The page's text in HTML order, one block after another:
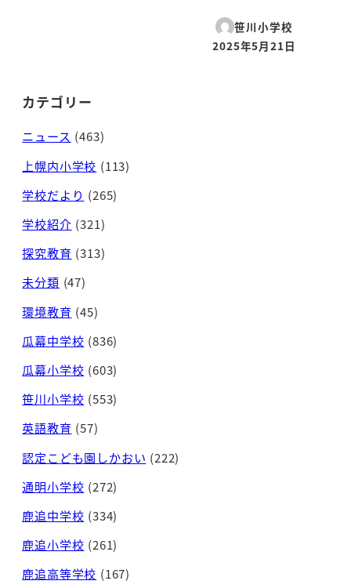
笹川小学校
投稿日
2025年5月21日
カテゴリー
ニュース (463)
上幌内小学校 (113)
学校だより (265)
学校紹介 (321)
探究教育 (313)
未分類 (47)
環境教育 (45)
瓜幕中学校 (836)
瓜幕小学校 (603)
笹川小学校 (553)
英語教育 (57)
認定こども園しかおい (222)
通明小学校 (272)
鹿追中学校 (334)
鹿追小学校 (261)
鹿追高等学校 (167)